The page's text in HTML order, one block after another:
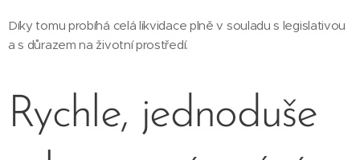
Díky tomu probíhá celá likvidace plně v souladu s legislativou
a s důrazem na životní prostředí.
Rychle, jednoduše